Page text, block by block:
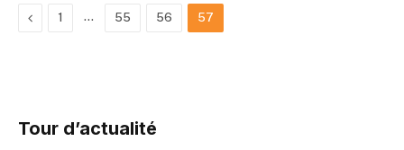
Previous
1 … 55 56 57
Tour d’actualité